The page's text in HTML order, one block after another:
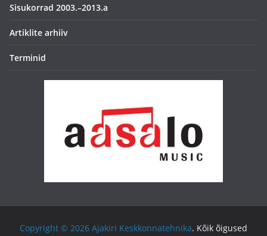
Sisukorrad 2003.–2013.a
Artiklite arhiiv
Terminid
Copyright © 2026 Ajakiri Keskkonnatehnika. Kõik õigused